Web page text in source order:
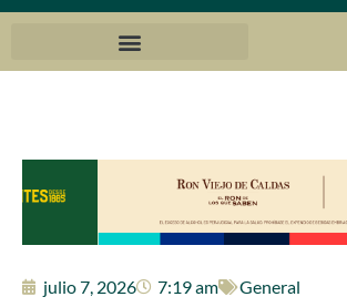
julio 7, 2026 7:19 am General